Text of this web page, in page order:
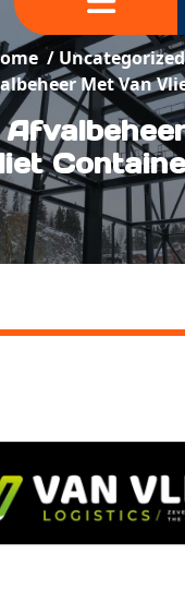
/ Uncategorized
Met Van